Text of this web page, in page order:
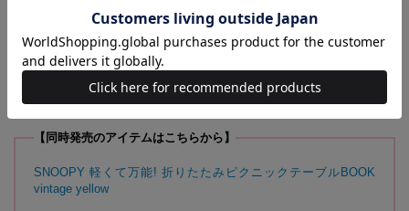
おうちの中はもちろん、超軽量なのでピクニックやキャンプなどのアウ
トドアシーンでも大活躍！
くすみカラーがお洒落で、ちょっとした台にしてもインテリアのアクセ
ントになる万能アイテムです。
【同時発売のアイテムはこちらから】
SNOOPY 軽くて万能! 折りたたみピクニックテーブルBOOK
vintage yellow